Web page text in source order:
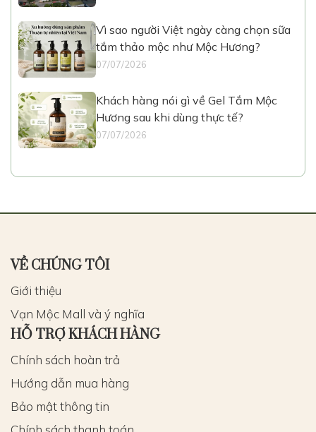
Vì sao người Việt ngày càng chọn sữa
tắm thảo mộc như Mộc Hương?
07/07/2026
Khách hàng nói gì về Gel Tắm Mộc
Hương sau khi dùng thực tế?
07/07/2026
VỀ CHÚNG TÔI
Giới thiệu
Vạn Mộc Mall và ý nghĩa
HỖ TRỢ KHÁCH HÀNG
Chính sách hoàn trả
Hướng dẫn mua hàng
Bảo mật thông tin